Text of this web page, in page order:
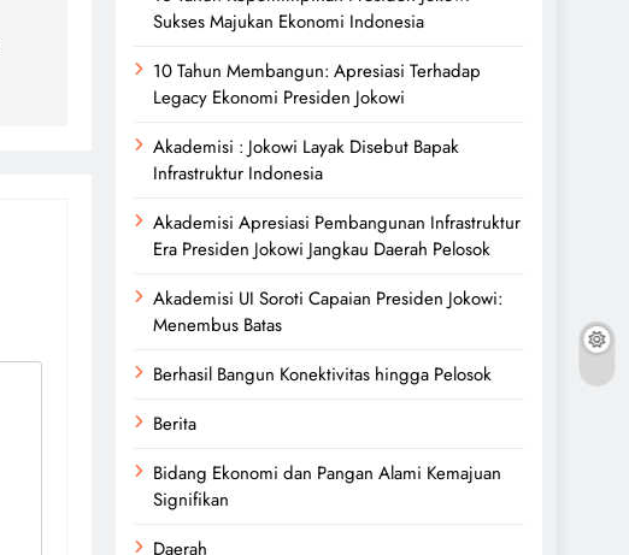
Sukses Majukan Ekonomi Indonesia
10 Tahun Membangun: Apresiasi Terhadap
Legacy Ekonomi Presiden Jokowi
Akademisi : Jokowi Layak Disebut Bapak
Infrastruktur Indonesia
Akademisi Apresiasi Pembangunan Infrastruktur
Era Presiden Jokowi Jangkau Daerah Pelosok
Akademisi UI Soroti Capaian Presiden Jokowi:
Menembus Batas
Berhasil Bangun Konektivitas hingga Pelosok
Berita
Bidang Ekonomi dan Pangan Alami Kemajuan
Signifikan
Daerah